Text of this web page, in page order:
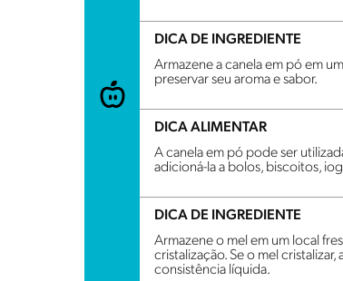
DICA DE INGREDIENTE
Armazene a canela em pó em
preservar seu aroma e sabor.
DICA ALIMENTAR
A canela em pó pode ser
adicioná-la a bolos, biscoitos,
DICA DE INGREDIENTE
Armazene o mel em um local
cristalização. Se o mel
consistência líquida.